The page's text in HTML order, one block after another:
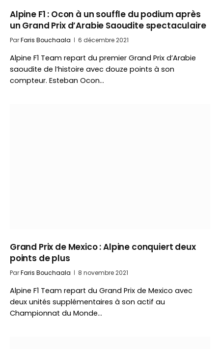
Alpine F1 : Ocon à un souffle du podium après
un Grand Prix d’Arabie Saoudite spectaculaire
ParFaris Bouchaala 6 décembre 2021
Alpine F1 Team repart du premier Grand Prix d’Arabie
saoudite de l’histoire avec douze points à son
compteur. Esteban Ocon…
Grand Prix de Mexico : Alpine conquiert deux
points de plus
ParFaris Bouchaala 8 novembre 2021
Alpine F1 Team repart du Grand Prix de Mexico avec
deux unités supplémentaires à son actif au
Championnat du Monde…